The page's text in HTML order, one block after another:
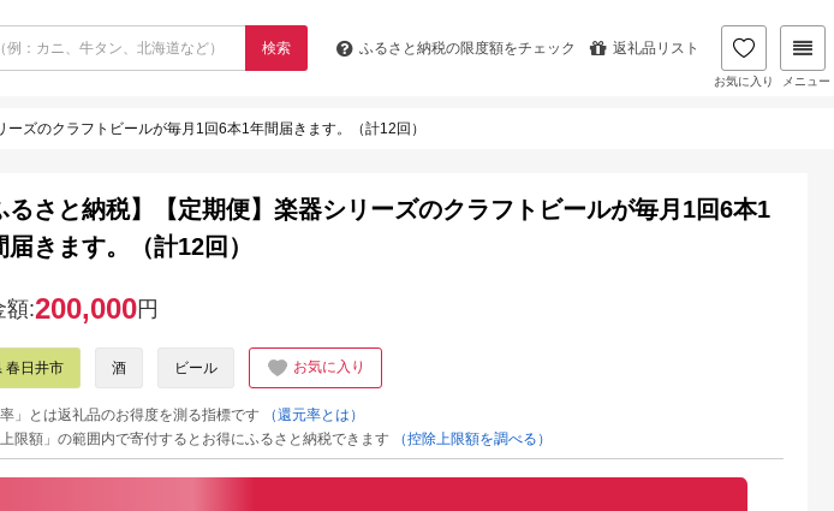
検索 ふるさと納税の限度額をチェック 返礼品リスト
お気に入り メニュー
ーズのクラフトビールが毎月1回6本1年間届きます。（計12回）
るさと納税】【定期便】楽器シリーズのクラフトビールが毎月1回6本1
届きます。（計12回）
額:200,000円
春日井市 酒 ビール お気に入り
」とは返礼品のお得度を測る指標です
（還元率とは）
限額」の範囲内で寄付するとお得にふるさと納税できます
（控除上限額を調べる）